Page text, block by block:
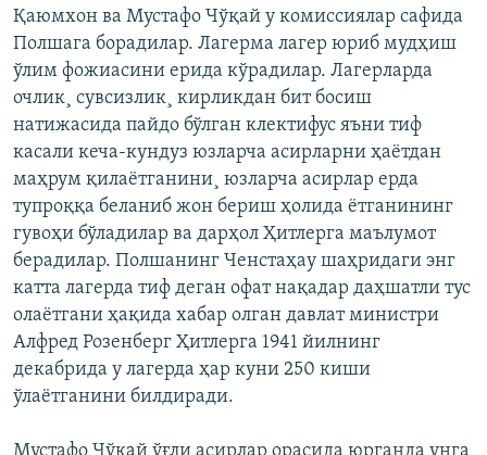
Қаюмхон ва Мустафо Чўқай у комиссиялар сафида
Полшага борадилар. Лагерма лагер юриб мудҳиш
ўлим фожиасини ерида кўрадилар. Лагерларда
очлик¸ сувсизлик¸ кирликдан бит босиш
натижасида пайдо бўлган клектифус яъни тиф
касали кеча-кундуз юзларча асирларни ҳаëтдан
маҳрум қилаëтганини¸ юзларча асирлар ерда
тупроққа беланиб жон бериш ҳолида ëтганининг
гувоҳи бўладилар ва дарҳол Ҳитлерга маълумот
берадилар. Полшанинг Ченстаҳау шаҳридаги энг
катта лагерда тиф деган офат нақадар даҳшатли тус
олаëтгани ҳақида хабар олган давлат министри
Алфред Розенберг Ҳитлерга 1941 йилнинг
декабрида у лагерда ҳар куни 250 киши
ўлаëтганини билдиради.